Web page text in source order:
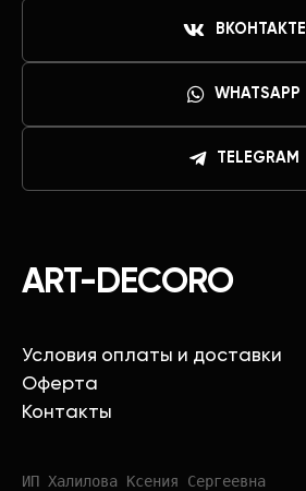
ART-DECORO
Условия оплаты и доставки
Оферта
Контакты
ИП Халилова Ксения Сергеевна
ВКОНТАКТЕ
WHATSAPP
TELEGRAM